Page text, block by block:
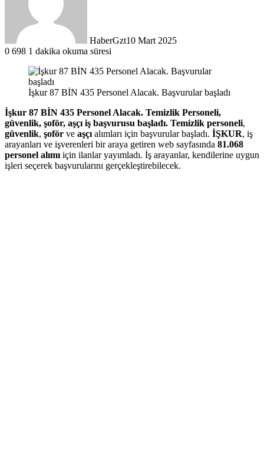
HaberGzt10 Mart 2025
0 698 1 dakika okuma süresi
İşkur 87 BİN 435 Personel Alacak. Başvurular başladı
İşkur 87 BİN 435 Personel Alacak. Temizlik Personeli,
güvenlik, şoför, aşçı iş başvurusu başladı. Temizlik personeli,
güvenlik, şoför ve aşçı alımları için başvurular başladı. İŞKUR, iş
arayanları ve işverenleri bir araya getiren web sayfasında 81.068
personel alımı için ilanlar yayımladı. İş arayanlar, kendilerine uygun
işleri seçerek başvurularını gerçekleştirebilecek.